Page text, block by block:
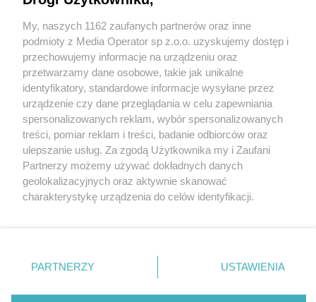
Wydawca mediówlokalnych
Nie zapomnij
zapoznać się z:
polityką prywatności
Twojemiasto
Piekary Śląskie
Chorzów
Tarnowskie Góry
Gliwice
Skontakuj sięz nami
Kontakt
Redakcja
Newsletter
My, naszych 1162 zaufanych partnerów oraz inne
podmioty z Media Operator sp z.o.o. uzyskujemy dostęp i
przechowujemy informacje na urządzeniu oraz
przetwarzamy dane osobowe, takie jak unikalne
identyfikatory, standardowe informacje wysyłane przez
urządzenie czy dane przeglądania w celu zapewniania
spersonalizowanych reklam, wybór spersonalizowanych
treści, pomiar reklam i treści, badanie odbiorców oraz
ulepszanie usług. Za zgodą Użytkownika my i Zaufani
Partnerzy możemy używać dokładnych danych
geolokalizacyjnych oraz aktywnie skanować
charakterystykę urządzenia do celów identyfikacji.
zmienić/wycofać klikając przycisk ustawień prywatności
znajdujący się w lewym dolnym rogu strony
rodzaje przetwarzania danych nie wymagają zgody
PARTNERZY USTAWIENIA